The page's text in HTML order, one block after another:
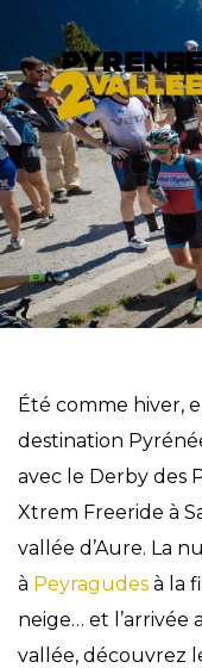
au
contenu
principal
Été comme hiver,
destination
avec le Derby des
Xtrem Freeride à
vallée d’Aure. La
à Peyragudes à la
neige… et l’arrivée
vallée, découvrez